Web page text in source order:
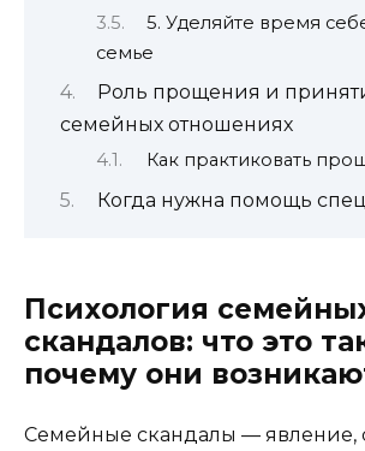
5. Уделяйте время
семье
Роль прощения и
семейных отношениях
Как практиковать
Когда нужна помощь
Психология
скандалов: что это
почему они
Семейные скандалы — явление,